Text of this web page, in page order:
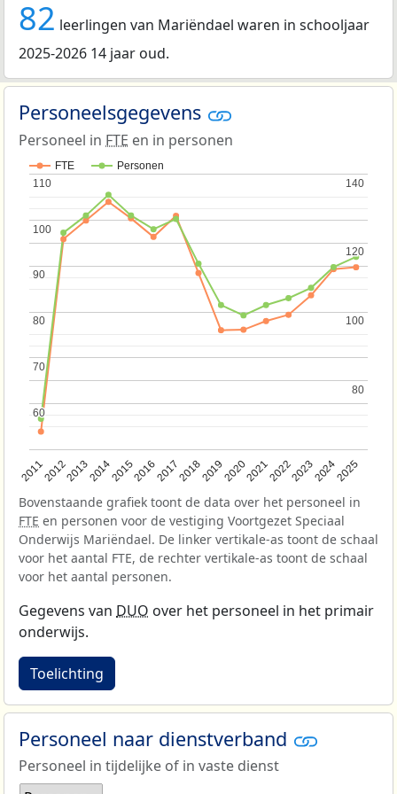
82 leerlingen van Mariëndael waren in schooljaar
2025-2026 14 jaar oud.
Personeelsgegevens
Personeel in FTE en in personen
FTE Personen
201120122013201420152016201720182019202020212022202320242025
60
60
70
70
80
80
90
90
100
100
110
110
80
80
100
100
120
120
140
140
Bovenstaande grafiek toont de data over het personeel in
FTE en personen voor de vestiging Voortgezet Speciaal
Onderwijs Mariëndael. De linker vertikale-as toont de schaal
voor het aantal FTE, de rechter vertikale-as toont de schaal
voor het aantal personen.
Gegevens van DUO over het personeel in het primair
onderwijs.
Toelichting
Personeel naar dienstverband
Personeel in tijdelijke of in vaste dienst